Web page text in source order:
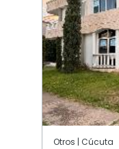
Otros | Cúcuta